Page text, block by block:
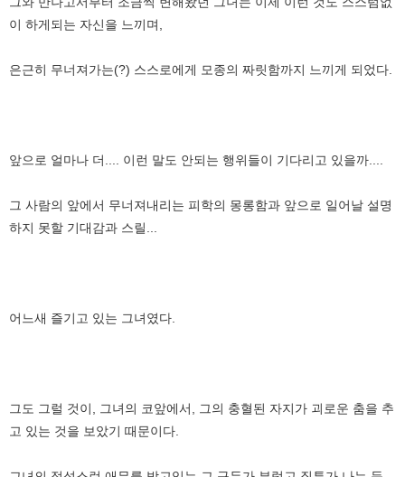
이 하게되는 자신을 느끼며,
은근히 무너져가는(?) 스스로에게 모종의 짜릿함까지 느끼게 되었다.
앞으로 얼마나 더.... 이런 말도 안되는 행위들이 기다리고 있을까....
그 사람의 앞에서 무너져내리는 피학의 몽롱함과 앞으로 일어날 설명
하지 못할 기대감과 스릴...
어느새 즐기고 있는 그녀였다.
그도 그럴 것이, 그녀의 코앞에서, 그의 충혈된 자지가 괴로운 춤을 추
고 있는 것을 보았기 때문이다.